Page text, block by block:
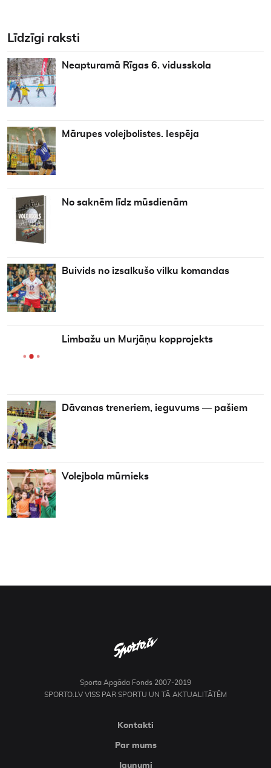
Līdzīgi raksti
Neapturamā Rīgas 6. vidusskola
Mārupes volejbolistes. Iespēja
No saknēm līdz mūsdienām
Buivids no izsalkušo vilku komandas
Limbažu un Murjāņu kopprojekts
Dāvanas treneriem, ieguvums — pašiem
Volejbola mūrnieks
Sporta Apgāda Fonds 2007-2019
SPORTO.LV VISS PAR SPORTU UN TĀ AKTUALITĀTĒM
Kontakti
Par mums
Jaunumi